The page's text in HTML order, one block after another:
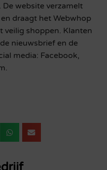
website verzamelt
draagt het Webwhop
veilig shoppen. Klanten
nieuwsbrief en de
media: Facebook,